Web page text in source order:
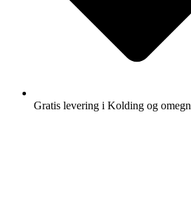
Gratis levering i Kolding og omegn